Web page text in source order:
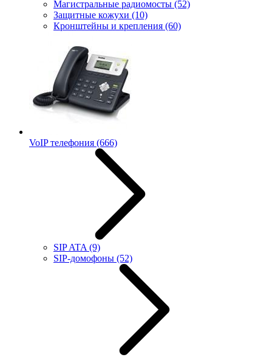
Магистральные радиомосты (52)
Защитные кожухи (10)
Кронштейны и крепления (60)
VoIP телефония (666)
SIP ATA (9)
SIP-домофоны (52)